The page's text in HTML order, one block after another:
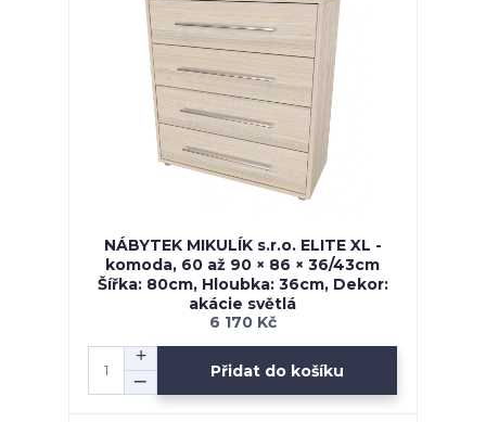
NÁBYTEK MIKULÍK s.r.o. ELITE XL -
komoda, 60 až 90 × 86 × 36/43cm
Šířka: 80cm, Hloubka: 36cm, Dekor:
akácie světlá
6 170 Kč
Přidat do košíku